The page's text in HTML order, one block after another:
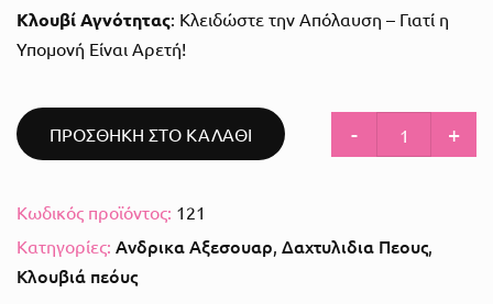
Κλουβί Αγνότητας: Κλειδώστε την Απόλαυση – Γιατί η
Υπομονή Είναι Αρετή!
- +
ΠΡΟΣΘΗΚΗ ΣΤΟ ΚΑΛΑΘΙ
Κωδικός προϊόντος: 121
Κατηγορίες: Ανδρικα Αξεσουαρ Δαχτυλιδια Πεους
Κλουβιά πεόυς